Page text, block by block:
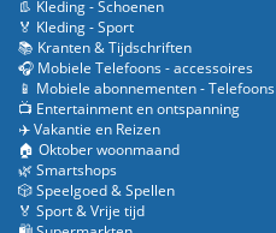
👢 Kleding - Schoenen
🏅 Kleding - Sport
📚 Kranten & Tijdschriften
🎧 Mobiele Telefoons - accessoires
📱 Mobiele abonnementen - Telefoons
📺 Entertainment en ontspanning
✈️ Vakantie en Reizen
🏠 Oktober woonmaand
🌿 Smartshops
🎲 Speelgoed & Spellen
🏅 Sport & Vrije tijd